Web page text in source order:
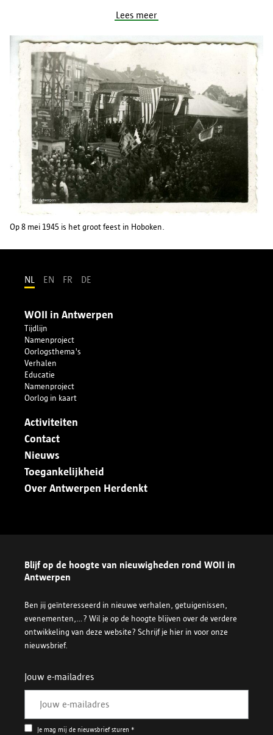
Lees meer
Op 8 mei 1945 is het groot feest in Hoboken.
NL EN FR DE
WOII in Antwerpen
Tijdlijn
Namenproject
Oorlogsthema's
Verhalen
Educatie
Namenproject
Oorlog in kaart
Activiteiten
Contact
Nieuws
Toegankelijkheid
Over Antwerpen Herdenkt
Blijf op de hoogte van nieuwigheden rond WOII in
Antwerpen
Ben jij geïnteresseerd in nieuwe verhalen, getuigenissen,
evenementen,...? Wil je op de hoogte blijven over de verdere
ontwikkeling van deze website? Schrijf je hier in voor onze
nieuwsbrief.
Jouw e-mailadres
Je mag mij de nieuwsbrief sturen *